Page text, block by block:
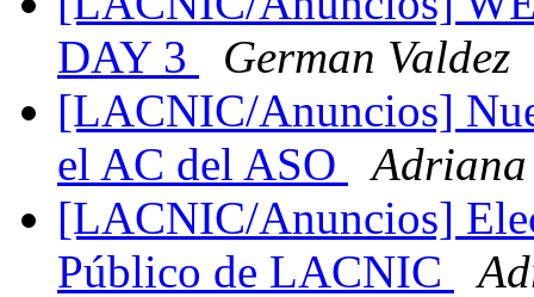
DAY 3
German Valdez
[LACNIC/Anuncios]
el AC del ASO
[LACNIC/Anuncios]
Público de LACNIC